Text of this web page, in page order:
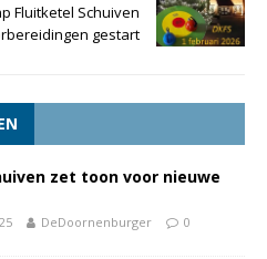
Fluitketel Schuiven
gestart
zet toon voor nieuwe
DeDoornenburger 0